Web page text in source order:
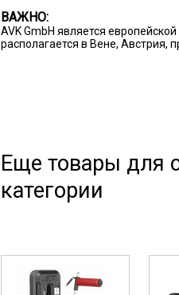
ВАЖНО:
AVK GmbH является
располагается в Вене, Австрия,
Еще товары для
категории